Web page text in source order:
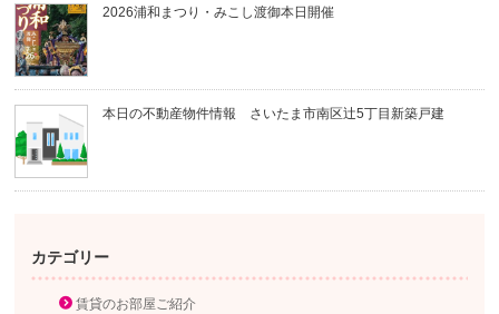
2026浦和まつり・みこし渡御本日開催
本日の不動産物件情報 さいたま市南区辻5丁目新築戸建
カテゴリー
賃貸のお部屋ご紹介